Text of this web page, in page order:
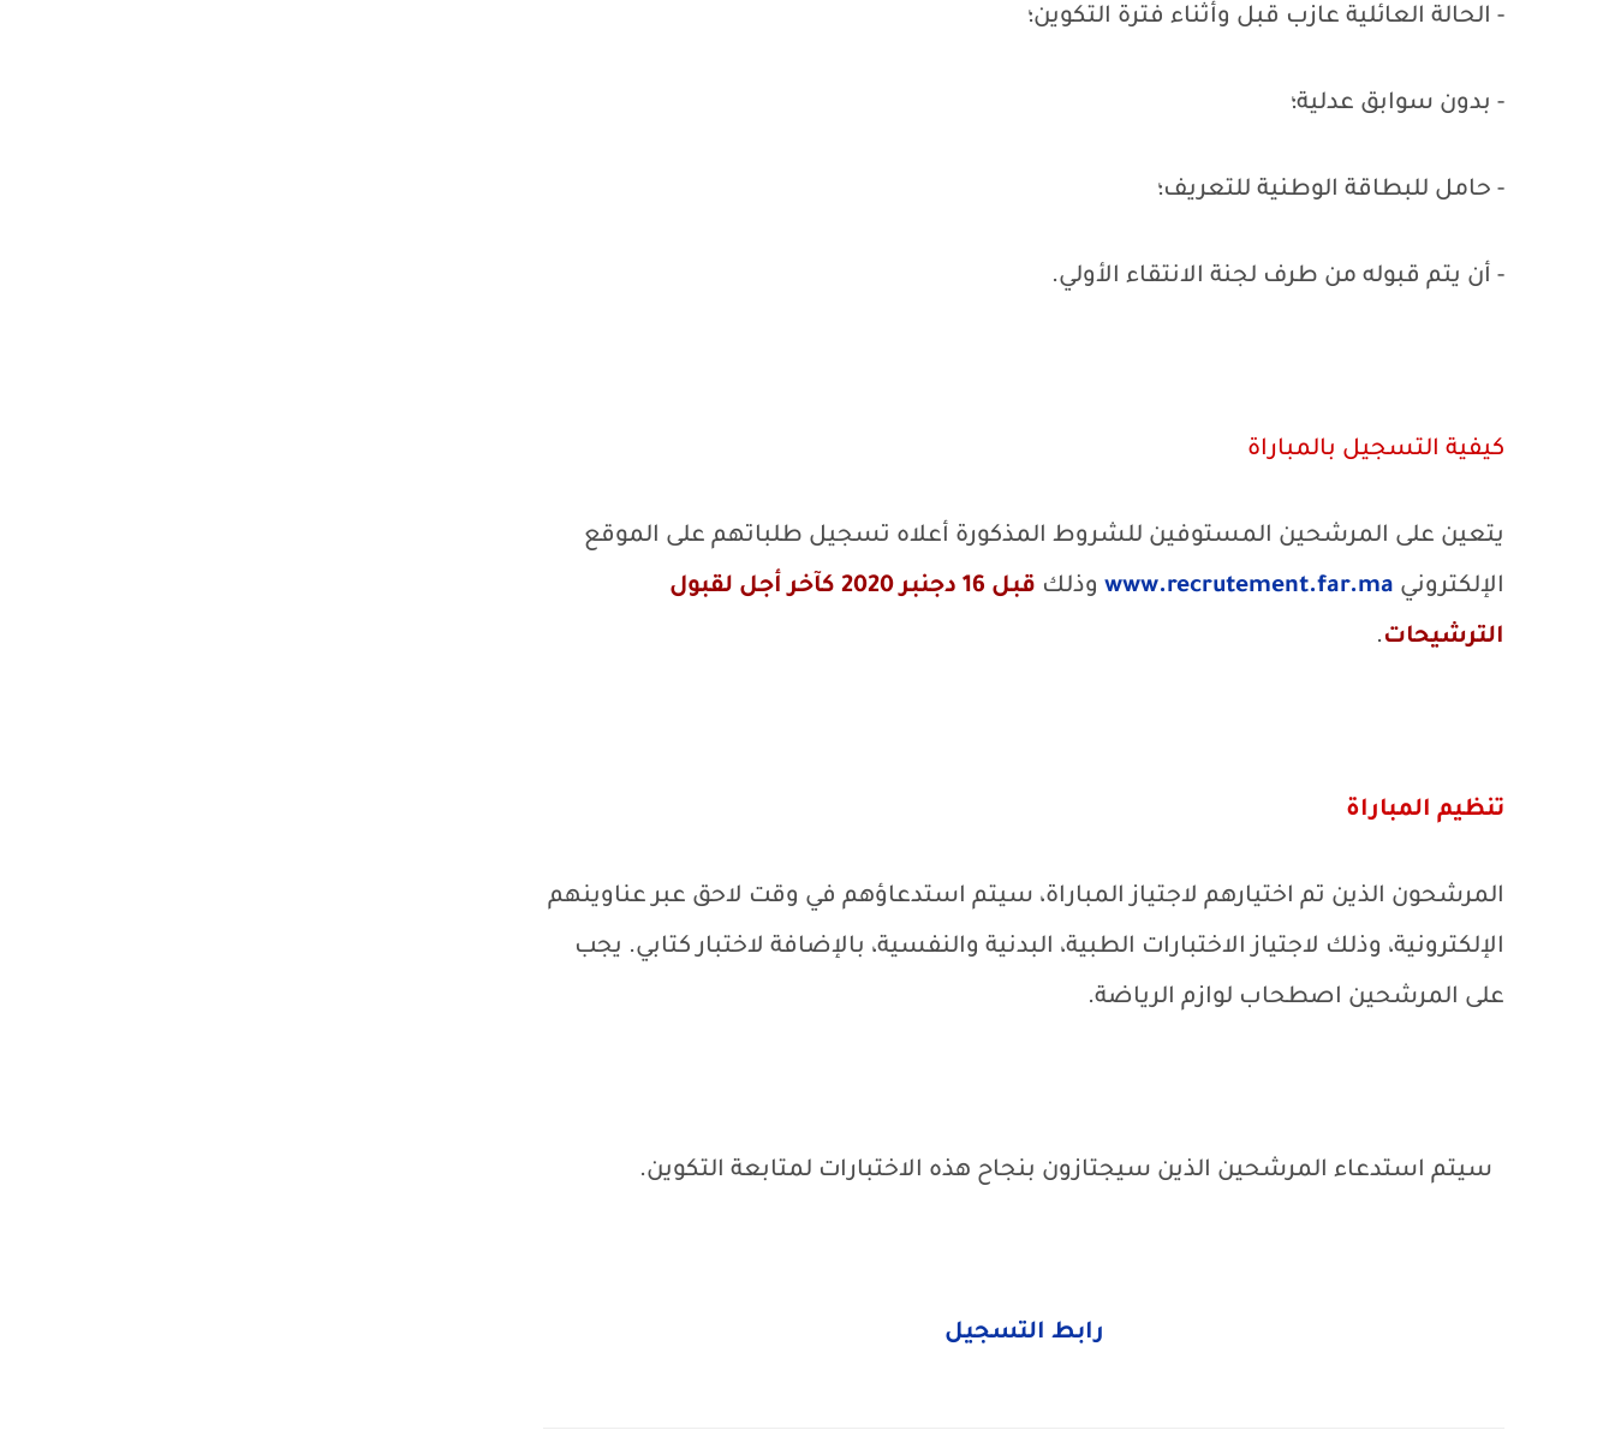
- الحالة العائلية عازب قبل وأثناء فترة التكوين؛
- بدون سوابق عدلية؛
- حامل للبطاقة الوطنية للتعريف؛
- أن يتم قبوله من طرف لجنة الانتقاء الأولي.
كيفية التسجيل بالمباراة
يتعين على المرشحين المستوفين للشروط المذكورة أعلاه تسجيل طلباتهم على الموقع
الإلكتروني www.recrutement.far.ma وذلك
قبل 16 دجنبر 2020 كآخر أجل لقبول
الترشيحات.
تنظيم المباراة
المرشحون الذين تم اختيارهم لاجتياز المباراة، سيتم استدعاؤهم في وقت لاحق عبر عناوينهم
الإلكترونية، وذلك لاجتياز الاختبارات الطبية، البدنية والنفسية، بالإضافة لاختبار كتابي. يجب
على المرشحين اصطحاب لوازم الرياضة.
سيتم استدعاء المرشحين الذين سيجتازون بنجاح هذه الاختبارات لمتابعة التكوين.
رابط التسجيل